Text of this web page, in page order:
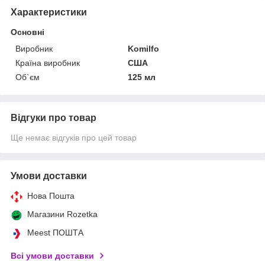
Характеристики
Основні
Виробник
Komilfo
Країна виробник
США
Об`єм
125 мл
Відгуки про товар
Ще немає відгуків про цей товар
Умови доставки
Нова Пошта
Магазини Rozetka
Meest ПОШТА
Всі умови доставки